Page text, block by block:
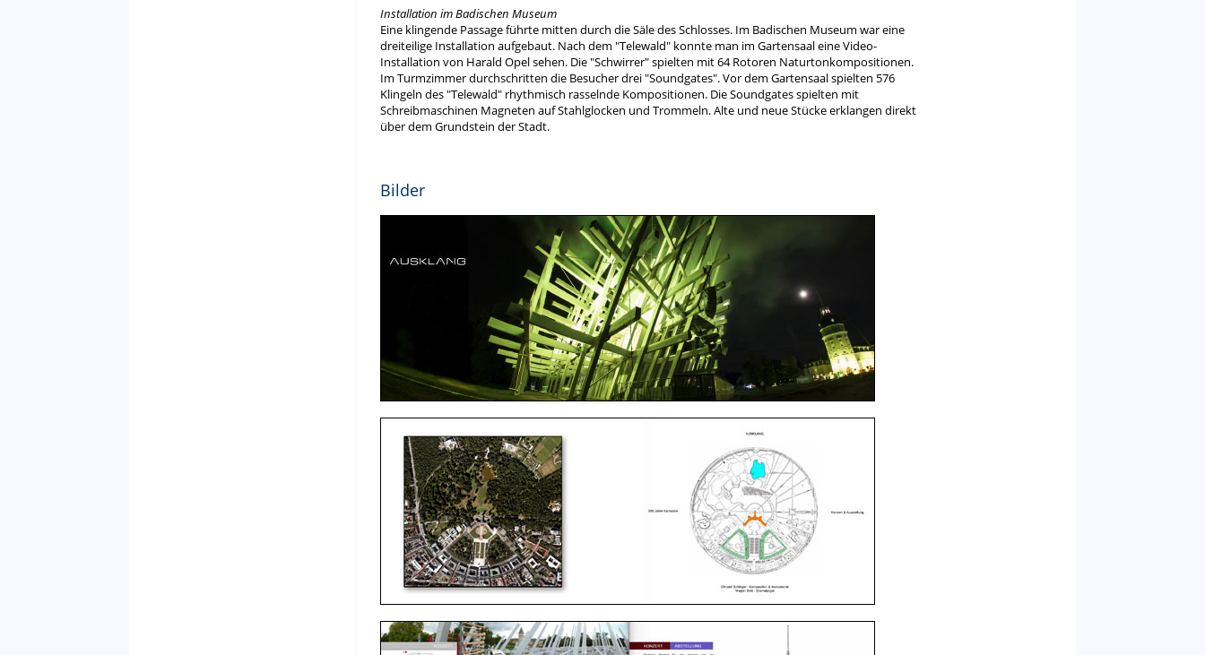
Installation im Badischen Museum
Eine klingende Passage führte mitten durch die Säle des Schlosses. Im Badischen Museum war eine
dreiteilige Installation aufgebaut. Nach dem "Telewald" konnte man im Gartensaal eine Video-
Installation von Harald Opel sehen. Die "Schwirrer" spielten mit 64 Rotoren Naturtonkompositionen.
Im Turmzimmer durchschritten die Besucher drei "Soundgates". Vor dem Gartensaal spielten 576
Klingeln des "Telewald" rhythmisch rasselnde Kompositionen. Die Soundgates spielten mit
Schreibmaschinen Magneten auf Stahlglocken und Trommeln. Alte und neue Stücke erklangen direkt
über dem Grundstein der Stadt.
Bilder